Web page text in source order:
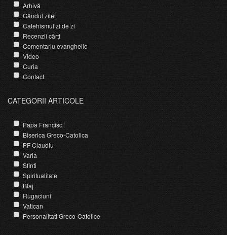
Arhivă
Gândul zilei
Catehismul zi de zi
Recenzii cărți
Comentariu evanghelic
Video
Curia
Contact
CATEGORII ARTICOLE
Papa Francisc
Biserica Greco-Catolica
PF Claudiu
Varia
Sfinti
Spiritualitate
Blaj
Rugaciuni
Vatican
Personalitati Greco-Catolice